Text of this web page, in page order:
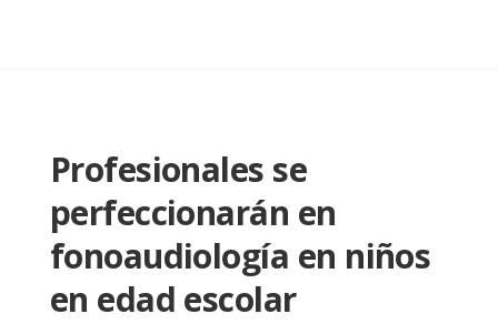
Profesionales se
perfeccionarán en
fonoaudiología en niños
en edad escolar